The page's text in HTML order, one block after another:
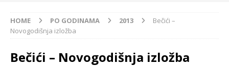
HOME PO GODINAMA 2013
Bečići –
Novogodišnja izložba
Bečići – Novogodišnja izložba